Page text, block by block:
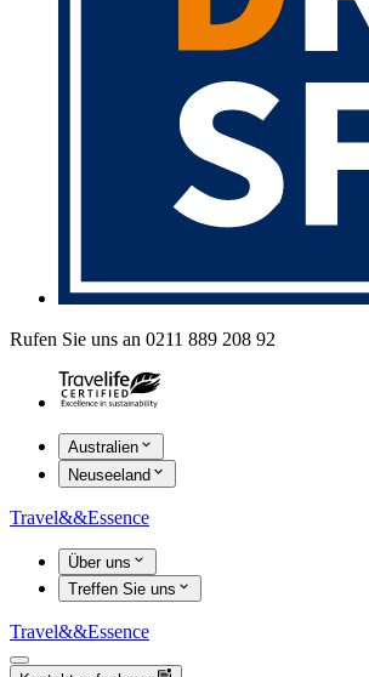
Rufen Sie uns an 0211 889 208 92
Australien
Neuseeland
Travel&&Essence
Über uns
Treffen Sie uns
Travel&&Essence